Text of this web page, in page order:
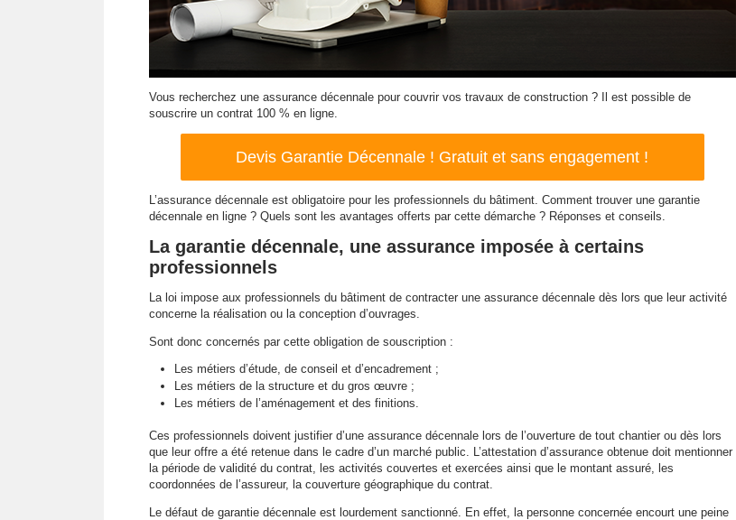
Vous recherchez une assurance décennale pour couvrir vos travaux de construction ? Il est possible de
souscrire un contrat 100 % en ligne.
Devis Garantie Décennale ! Gratuit et sans engagement !
L’assurance décennale est obligatoire pour les professionnels du bâtiment. Comment trouver une garantie
décennale en ligne ? Quels sont les avantages offerts par cette démarche ? Réponses et conseils.
La garantie décennale, une assurance imposée à certains
professionnels
La loi impose aux professionnels du bâtiment de contracter une assurance décennale dès lors que leur activité
concerne la réalisation ou la conception d’ouvrages.
Sont donc concernés par cette obligation de souscription :
Les métiers d’étude, de conseil et d’encadrement ;
Les métiers de la structure et du gros œuvre ;
Les métiers de l’aménagement et des finitions.
Ces professionnels doivent justifier d’une assurance décennale lors de l’ouverture de tout chantier ou dès lors
que leur offre a été retenue dans le cadre d’un marché public. L’attestation d’assurance obtenue doit mentionner
la période de validité du contrat, les activités couvertes et exercées ainsi que le montant assuré, les
coordonnées de l’assureur, la couverture géographique du contrat.
Le défaut de garantie décennale est lourdement sanctionné. En effet, la personne concernée encourt une peine